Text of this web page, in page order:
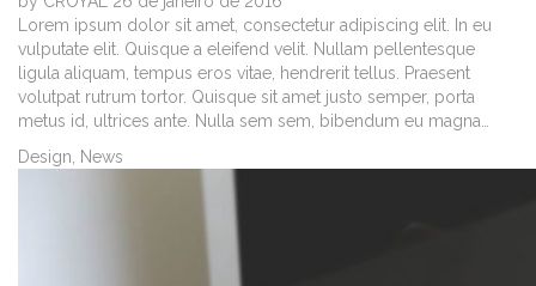
Lorem ipsum dolor sit amet, consectetur adipiscing elit. In eu
vulputate elit. Quisque a eleifend velit. Nullam pellentesque
ligula aliquam, tempus eros vitae, hendrerit tellus. Praesent
volutpat rutrum tortor. Quisque sit amet justo semper, porta
metus id, ultrices ante. Nulla sem sem, bibendum eu magna…
Design
News